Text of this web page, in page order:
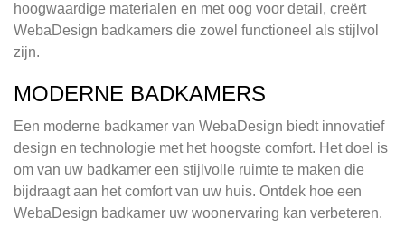
hoogwaardige materialen en met oog voor detail, creërt
WebaDesign badkamers die zowel functioneel als stijlvol
zijn.
MODERNE BADKAMERS
Een moderne badkamer van WebaDesign biedt innovatief
design en technologie met het hoogste comfort. Het doel is
om van uw badkamer een stijlvolle ruimte te maken die
bijdraagt aan het comfort van uw huis. Ontdek hoe een
WebaDesign badkamer uw woonervaring kan verbeteren.